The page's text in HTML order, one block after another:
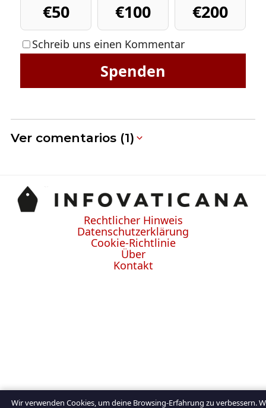
€50
€100 €200
Schreib uns einen Kommentar
Spenden
Ver comentarios (1)
Rechtlicher Hinweis
Datenschutzerklärung
Cookie-Richtlinie
Über
Kontakt
Wir verwenden Cookies, um deine Browsing-Erfahrung zu verbessern.